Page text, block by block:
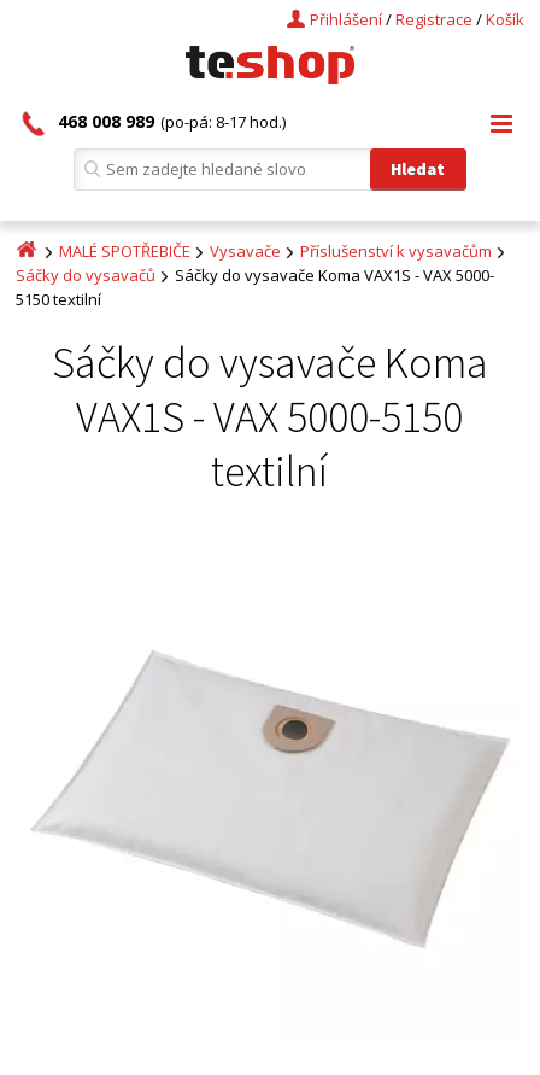
Košík
/
Registrace
/
Přihlášení
468 008 989 (po-pá: 8-17 hod.)
MALÉ SPOTŘEBIČE Vysavače
Příslušenství k vysavačům
Sáčky do vysavačů
Sáčky do vysavače Koma VAX1S - VAX 5000-
5150 textilní
Sáčky do vysavače Koma
VAX1S - VAX 5000-5150
textilní